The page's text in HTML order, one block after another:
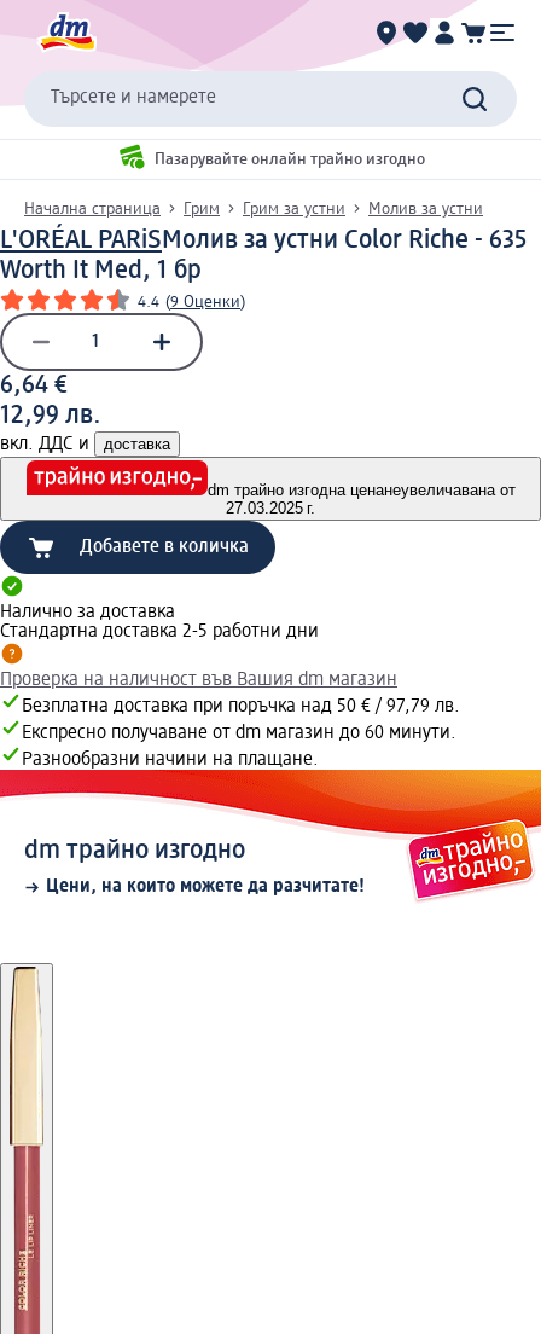
Търсете и намерете
Пазарувайте онлайн трайно изгодно
Начална страница Грим Грим за устни Молив за устни
L'ORÉAL PARiSМолив за устни Color Riche - 635
Worth It Med, 1 бр
4.4 (9 Оценки)
6,64 €
12,99 лв.
вкл. ДДС и доставка
dm трайно изгодна ценанеувеличавана от
27.03.2025 г.
Добавете в количка
Налично за доставка
Стандартна доставка 2-5 работни дни
Проверка на наличност във Вашия dm магазин
Безплатна доставка при поръчка над 50 € / 97,79 лв.
Експресно получаване от dm магазин до 60 минути.
Разнообразни начини на плащане.
dm трайно изгодно
Цени, на които можете да разчитате!